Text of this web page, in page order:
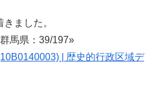
ました。
馬県：39/197»
| 歴史的行政区域デ